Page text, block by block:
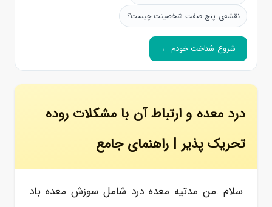
نقشه‌ی پنج صفت شخصیتت چیست؟
شروع شناخت خودم ←
درد معده و ارتباط آن با مشکلات روده
تحریک پذیر | راهنمای جامع
سلام .من مدتیه معده درد شامل سوزش معده باد